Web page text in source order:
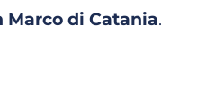
Marco di Catania.